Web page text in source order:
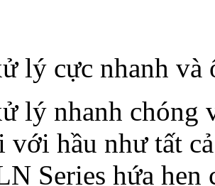
lý cực nhanh và
lý nhanh chóng
với hầu như tất
Series hứa hẹn